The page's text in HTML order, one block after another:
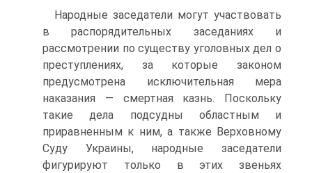
Народные заседатели могут участвовать
в распорядительных заседаниях и
рассмотрении по существу уголовных дел о
преступлениях, за которые законом
предусмотрена исключительная мера
наказания — смертная казнь. Поскольку
такие дела подсудны областным и
приравненным к ним, а также Верховному
Суду Украины, народные заседатели
фигурируют только в этих звеньях